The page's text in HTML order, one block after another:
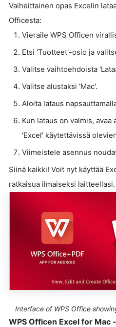
Vaiheittainen opas Excelin
Officesta:
Vieraile WPS Officen
Etsi 'Tuotteet'-osio ja
Valitse vaihtoehdoista
Valitse alustaksi 'Mac'.
Aloita lataus
Kun lataus on valmis,
'Excel' käytettävissä
Viimeistele asennus
Siinä kaikki! Voit nyt käyttää
ratkaisua ilmaiseksi laitteellasi.
Interface of WPS Office
WPS Officen Excel for Mac